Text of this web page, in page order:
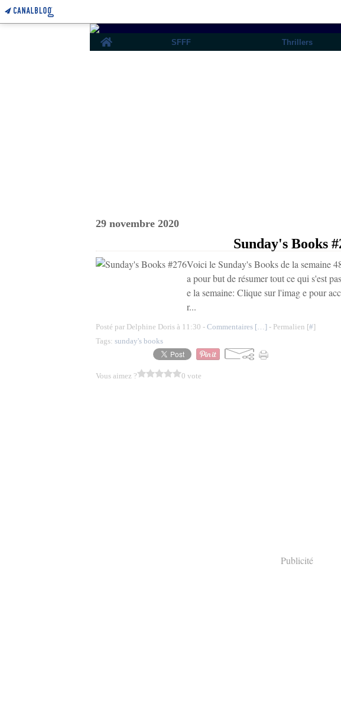
Home
SFFF Thrillers
29 novembre 2020
Sunday's Books
Voici le Sunday's Books de la semaine
a pour but de résumer tout ce qui s'est
e la semaine: Clique sur l'imag e pour
r...
Posté par Delphine Doris à 11:30 - Commentaires […] - Permalien [#]
Tags: sunday's books
Vous aimez ? 0 vote
Publicité